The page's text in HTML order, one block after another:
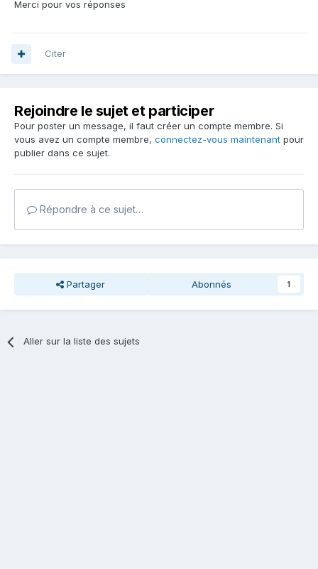
Merci pour vos réponses
Citer
Rejoindre le sujet et participer
Pour poster un message, il faut créer un compte membre. Si
vous avez un compte membre, connectez-vous maintenant pour
publier dans ce sujet.
Répondre à ce sujet…
Partager Abonnés 1
Aller sur la liste des sujets